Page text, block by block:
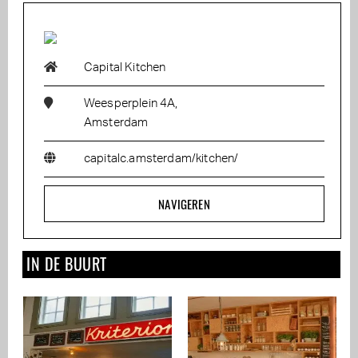
Capital Kitchen
Weesperplein 4A,
Amsterdam
capitalc.amsterdam/kitchen/
NAVIGEREN
IN DE BUURT